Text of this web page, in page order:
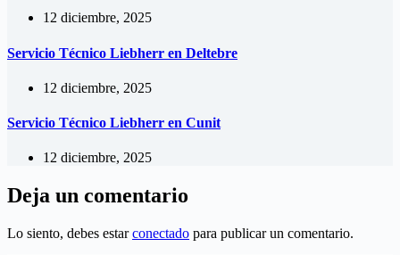
12 diciembre, 2025
Servicio Técnico Liebherr en Deltebre
12 diciembre, 2025
Servicio Técnico Liebherr en Cunit
12 diciembre, 2025
Deja un comentario
Lo siento, debes estarconectado para publicar un comentario.